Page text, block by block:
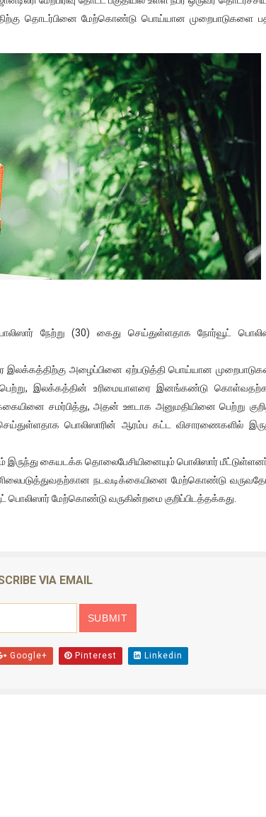
கண்டனப் போராட்டத்திற்கு கலந்துகொள்ளுமாறு
இலங்கைத் தமிழ் குடும்பம்!! நடந்தது என்ன
இலங்கை பாடலாசிரியர் வெளியிட்ட...
- கொதித்தெழுந்த பிரதேசவாசிகள்!
கூடிய இடங்கள்...
செய்த முதியவருக்கு வழங்கப்பட்ட தண்டனை
அதிரடி உத்தரவு!
தமிழின அழிப்பிற்கு நீதி கேட்டு நடைபெற்ற
(படங்கள், விடியோ)
சபை கூட்டத்தில் இன்று உரை
அதிக காலெக்ஷன் செய்த திரைப்படம் ! எங்கு
தொடர்பினை மேற்கொண்டு பொய்யான முறைபாடுகளை
நேற்று (30) கைது செய்துள்ளதாக நோர்வூட்
இலக்கத்திற்கு அழைப்பினை ஏற்படுத்தி பொய்யான
இலக்கத்தின் உரிமையாளரை இனங்கண்டு
சமர்பித்து, அதன் ஊடாக அனுமதியினை பெற்று
பொலிஸாரின் ஆரம்ப கட்ட விசாரணைகளில்
இருந்து கையடக்க தொலைபேசியினையும் பொலிஸார்
நடவடிக்கையினை மேற்கொண்டு
மேற்கொண்டு வருகின்றமை குறிப்பிடத்தக்கது.
VIA EMAIL
Google+ Pinterest Linkedin